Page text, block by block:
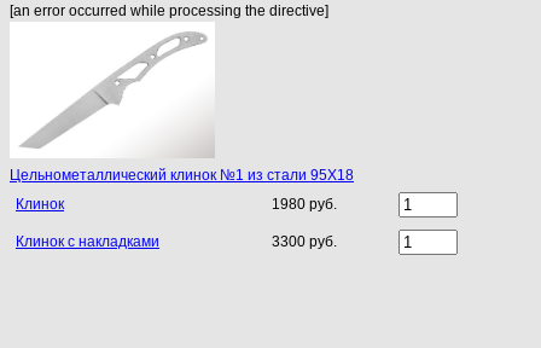
[an error occurred while processing the directive]
Цельнометаллический клинок №1 из стали 95Х18
Клинок
1980 руб.
Клинок с накладками 3300 руб.